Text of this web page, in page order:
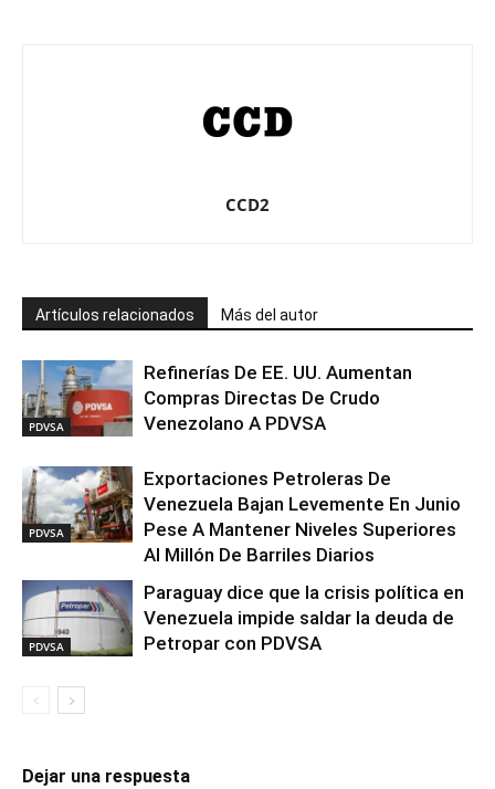
CCD2
Artículos relacionados Más del autor
PDVSA
Refinerías De EE. UU. Aumentan
Compras Directas De Crudo
Venezolano A PDVSA
PDVSA
Exportaciones Petroleras De
Venezuela Bajan Levemente En Junio
Pese A Mantener Niveles Superiores
Al Millón De Barriles Diarios
PDVSA
Paraguay dice que la crisis política en
Venezuela impide saldar la deuda de
Petropar con PDVSA
Dejar una respuesta